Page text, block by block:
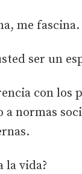
me fascina.
ser un
con los
a normas
la vida?